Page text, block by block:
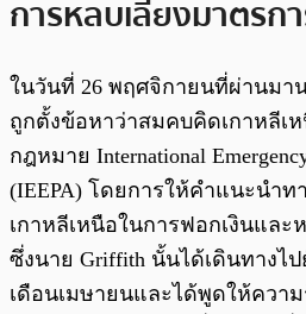
การหลบเลี่ยงมาตรก
ในวันที่ 26 พฤศจิกายนที่ผ่านมา
ถูกตั้งข้อหาว่าสมคบคิดเกาหลีเ
กฎหมาย International
(IEEPA) โดยการให้คำแนะนำท
เกาหลีเหนือในการฟอกเงินและ
ซึ่งนาย Griffith นั้นได้เดินทางไป
เดือนเมษายนและได้พูดให้ควา